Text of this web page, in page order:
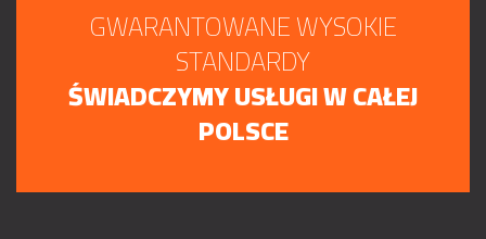
GWARANTOWANE WYSOKIE
STANDARDY
ŚWIADCZYMY USŁUGI W CAŁEJ
POLSCE